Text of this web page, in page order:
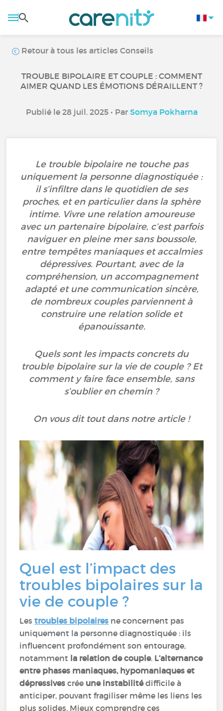
Retour à tous les articles Conseils
TROUBLE BIPOLAIRE ET COUPLE : COMMENT
AIMER QUAND LES ÉMOTIONS DÉRAILLENT ?
Publié le 28 juil. 2025 • Par Somya Pokharna
Le trouble bipolaire ne touche pas
uniquement la personne diagnostiquée :
il s’infiltre dans le quotidien de ses
proches, et en particulier dans la sphère
intime. Vivre une relation amoureuse
avec un partenaire bipolaire, c’est parfois
naviguer en pleine mer sans boussole,
entre tempêtes maniaques et accalmies
dépressives. Pourtant, avec de la
compréhension, un accompagnement
adapté et une communication sincère,
de nombreux couples parviennent à
construire une relation solide et
épanouissante.
Quels sont les impacts concrets du
trouble bipolaire sur la vie de couple ? Et
comment y faire face ensemble, sans
s’oublier en chemin ?
On vous dit tout dans notre article !
Quel est l’impact des
troubles bipolaires sur la
vie de couple ?
Lestroubles bipolaires ne concernent pas
uniquement la personne diagnostiquée : ils
influencent profondément son entourage,
notamment la relation de couple. L’alternance
entre phases maniaques, hypomaniaques et
dépressives crée une instabilitédifficile à
anticiper, pouvant fragiliser même les liens les
plus solides. Mieux comprendre ces